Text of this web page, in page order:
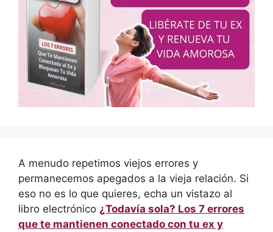
A menudo repetimos viejos errores y
permanecemos apegados a la vieja relación. Si
eso no es lo que quieres, echa un vistazo al
libro electrónico ¿Todavía sola? Los 7 errores
que te mantienen conectado con tu ex y